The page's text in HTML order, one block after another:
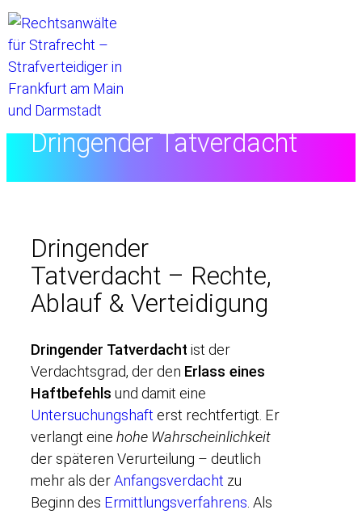
Dringender Tatverdacht
Dringender
Tatverdacht – Rechte,
Ablauf & Verteidigung
Dringender Tatverdacht ist der
Verdachtsgrad, der den Erlass eines
Haftbefehls und damit eine
Untersuchungshaft erst rechtfertigt. Er
verlangt eine hohe Wahrscheinlichkeit
der späteren Verurteilung – deutlich
mehr als derAnfangsverdacht zu
Beginn des Ermittlungsverfahrens . Als